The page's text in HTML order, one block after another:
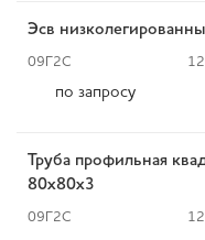
Эсв
09Г2С
по запросу
Труба профильная
80х80х3
09Г2С